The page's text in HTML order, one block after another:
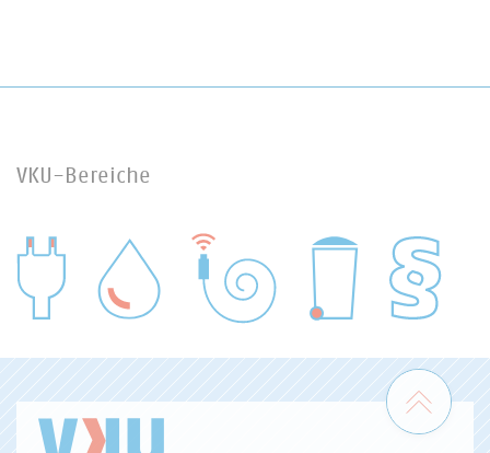
VKU-Bereiche
WASSER/ABWASSER
Zum